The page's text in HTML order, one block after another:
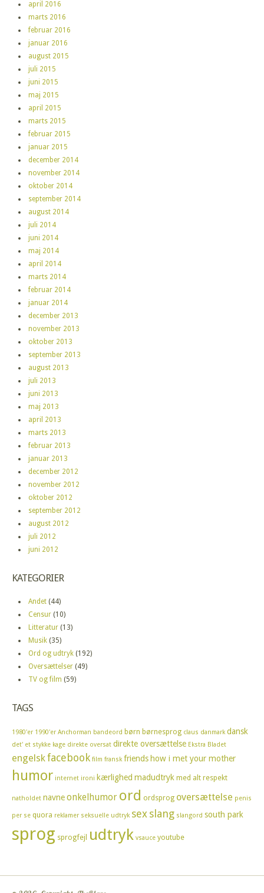
april 2016
marts 2016
februar 2016
januar 2016
august 2015
juli 2015
juni 2015
maj 2015
april 2015
marts 2015
februar 2015
januar 2015
december 2014
november 2014
oktober 2014
september 2014
august 2014
juli 2014
juni 2014
maj 2014
april 2014
marts 2014
februar 2014
januar 2014
december 2013
november 2013
oktober 2013
september 2013
august 2013
juli 2013
juni 2013
maj 2013
april 2013
marts 2013
februar 2013
januar 2013
december 2012
november 2012
oktober 2012
september 2012
august 2012
juli 2012
juni 2012
KATEGORIER
Andet (44)
Censur (10)
Litteratur (13)
Musik (35)
Ord og udtryk (192)
Oversættelser (49)
TV og film (59)
TAGS
1980'er 1990'er Anchorman bandeord børn børnesprog claus danmark dansk
det' et stykke kage direkte oversat direkte oversættelse Ekstra Bladet
engelskfacebook film fransk friends how i met your mother
humor internet ironi kærlighed madudtryk med alt respekt
natholdet navneonkelhumor ord ordsprog oversættelse penis
per se quora reklamer seksuelle udtryk sexslang slangord south park
sprog sprogfejl udtryk vsauce youtube